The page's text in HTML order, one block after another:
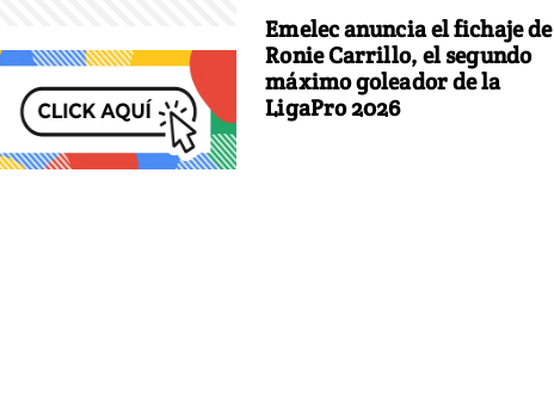
Emelec anuncia el fichaje de
Ronie Carrillo, el segundo
máximo goleador de la
LigaPro 2026